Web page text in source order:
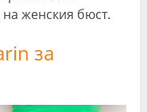
женския бюст.
за